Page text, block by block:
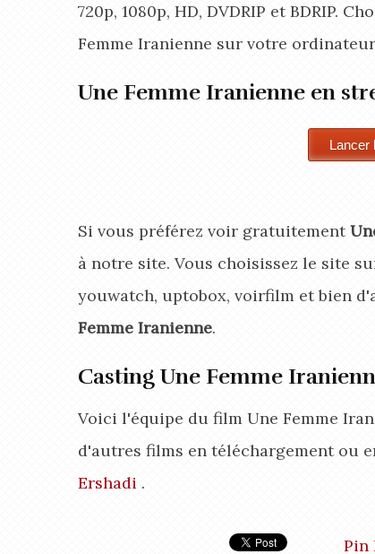
720p, 1080p, HD, DVDRIP et BDRIP.
Femme Iranienne sur votre
Une Femme Iranienne en
Si vous préférez voir gratuitement
à notre site. Vous choisissez le site
youwatch, uptobox, voirfilm et bien
Femme Iranienne.
Casting Une Femme
Voici l'équipe du film Une Femme
d'autres films en téléchargement ou
Ershadi .
Pin